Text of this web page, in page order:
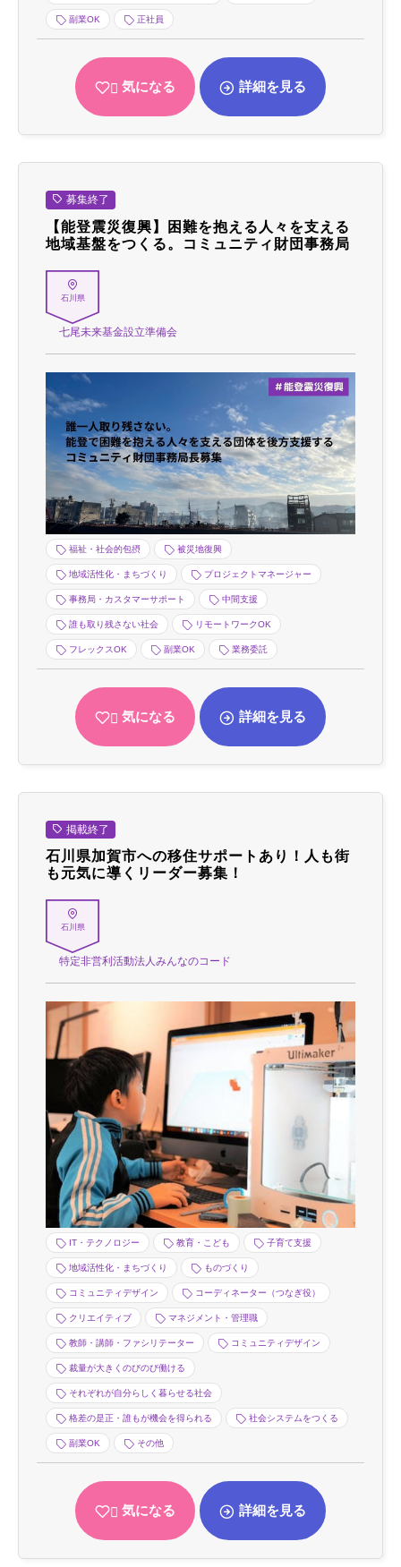
副業OK 正社員
気になる 詳細を見る
募集終了
【能登震災復興】困難を抱える人々を支える
地域基盤をつくる。コミュニティ財団事務局
石川県
七尾未来基金設立準備会
福祉・社会的包摂 被災地復興
地域活性化・まちづくり プロジェクトマネージャー
事務局・カスタマーサポート 中間支援
誰も取り残さない社会 リモートワークOK
フレックスOK 副業OK 業務委託
気になる 詳細を見る
掲載終了
石川県加賀市への移住サポートあり！人も街
も元気に導くリーダー募集！
石川県
特定非営利活動法人みんなのコード
IT・テクノロジー 教育・こども 子育て支援
地域活性化・まちづくり ものづくり
コミュニティデザイン コーディネーター（つなぎ役）
クリエイティブ マネジメント・管理職
教師・講師・ファシリテーター コミュニティデザイン
裁量が大きくのびのび働ける
それぞれが自分らしく暮らせる社会
格差の是正・誰もが機会を得られる 社会システムをつくる
副業OK その他
気になる 詳細を見る